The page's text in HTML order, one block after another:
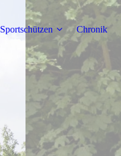
Sportschützen Chronik